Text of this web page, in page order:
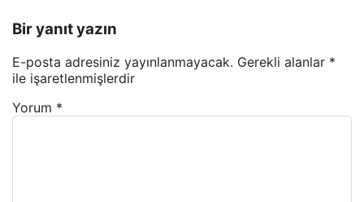
Bir yanıt yazın
E-posta adresiniz yayınlanmayacak. Gerekli alanlar *
ile işaretlenmişlerdir
Yorum *